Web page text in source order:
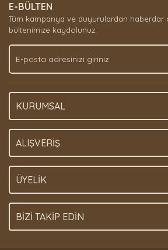
E-BÜLTEN
Tüm kampanya ve duyurulardan haberdar
bültenimize kaydolunuz.
KURUMSAL
ALIŞVERİŞ
ÜYELİK
BİZİ TAKİP EDİN